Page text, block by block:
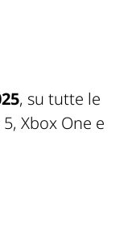
, su tutte le
Xbox One e